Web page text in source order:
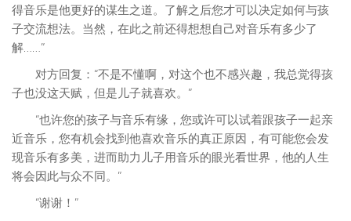
得音乐是他更好的谋生之道。了解之后您才可以决定如何与孩
子交流想法。当然，在此之前还得想想自己对音乐有多少了
解……”
对方回复：“不是不懂啊，对这个也不感兴趣，我总觉得孩
子也没这天赋，但是儿子就喜欢。”
“也许您的孩子与音乐有缘，您或许可以试着跟孩子一起亲
近音乐，您有机会找到他喜欢音乐的真正原因，有可能您会发
现音乐有多美，进而助力儿子用音乐的眼光看世界，他的人生
将会因此与众不同。”
“谢谢！”